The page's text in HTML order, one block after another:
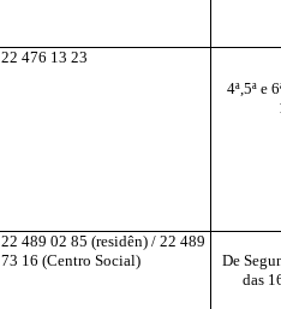
22 476 13 23
4ª,5ª e
22 489 02 85 (residên) / 22 489
73 16 (Centro Social)
De
das